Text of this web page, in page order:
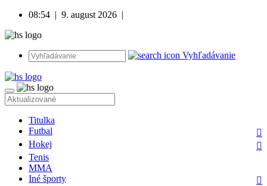
08:54 | 9. august 2026 |
Vyhľadávanie
Titulka
Futbal
Hokej
Tenis
MMA
Iné športy